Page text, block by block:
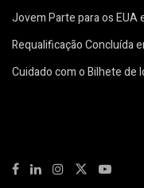
Jovem Parte para os EUA
Requalificação Concluída
Cuidado com o Bilhete de